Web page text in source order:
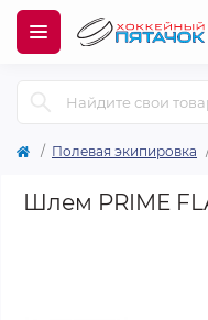
Полевая экипировка
Шлем PRIME